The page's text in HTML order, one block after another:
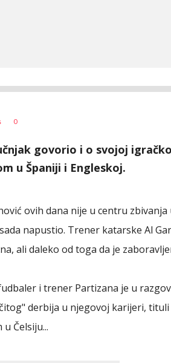
0
govorio i o svojoj
u Španiji i Engleskoj.
ovih dana nije u centru
napustio. Trener katarske Al
ali daleko od toga da je
i trener Partizana je u
derbija u njegovoj karijeri,
Čelsiju...